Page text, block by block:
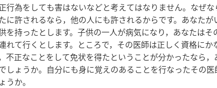
行為をしても害はないなどと考えてはなりません。なぜな
に許されるなら，他の人にも許されるからです。あなたが
を持ったとします。子供の一人が病気になり，あなたはそ
れて行くとします。ところで，その医師は正しく資格にか
不正なことをして免状を得たということが分かったなら，
しょうか。自分にも身に覚えのあることを行なったその
うか。